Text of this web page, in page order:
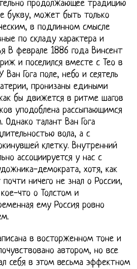
продолжающее традицию
букву, может быть только
в подлинном смысле
по складу характера и
В феврале 1886 года Винсент
и поселился вместе с Тео в
Гога поле, небо и сеятель
пронизаны едиными
бы движется в ритме шагов
уподоблена рассыпающимся
Однако талант Ван Гога
вола, а с
клетку. Внутренний
ассоциируется у нас с
демократа, хотя, как
почти ничего не знал о России,
что о Толстом и
ему Россия ровно
в восторженном тоне и
автором, но все
себя в этом весьма эффектном